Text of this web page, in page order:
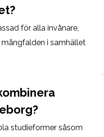
för alla invånare,
i samhället
studieformer såsom